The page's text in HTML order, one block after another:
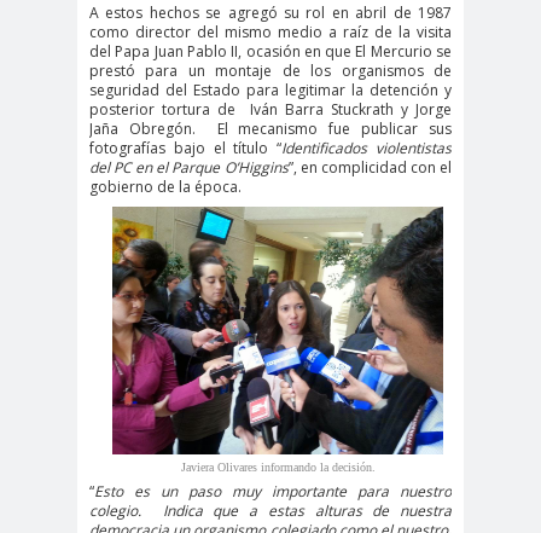
#noticia
s
#Noticias #Asamblea
#Colegiodeperiodistas
#PrensaProte
gida
1 de
mayo
11 de
septiembre
18 de
octubre
1DEMAY
O
8demarz
o
aborto
Abraham
Santibañez
Abrazo
s
abuso
s
abusos
laborales
Academia de Humanismo
Cristiano
activismo
actos de
A estos hechos se agregó su rol en abril de 1987
como director del mismo medio a raíz de la visita
del Papa Juan Pablo II, ocasión en que El Mercurio se
prestó para un montaje de los organismos de
seguridad del Estado para legitimar la detención y
posterior tortura de
Iván Barra Stuckrath y Jorge
Jaña Obregón.
El mecanismo fue publicar sus
fotografías bajo el título “Identificados violentistas
del PC en el Parque O’Higgins”, en complicidad con el
gobierno de la época.
Javiera Olivares informando la decisión.
“Esto es un paso muy importante para nuestro
colegio.
Indica que a estas alturas de nuestra